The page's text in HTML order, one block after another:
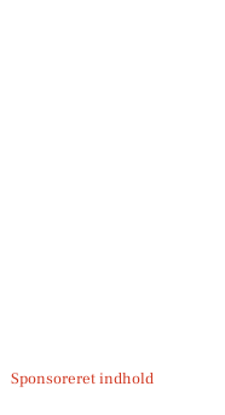
Sponsoreret indhold
– din lokale tandklinik